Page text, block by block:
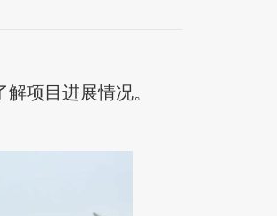
项目进展情况。